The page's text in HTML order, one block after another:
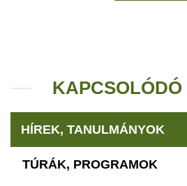
KAPCSOLÓDÓ
HÍREK, TANULMÁNYOK
TÚRÁK, PROGRAMOK